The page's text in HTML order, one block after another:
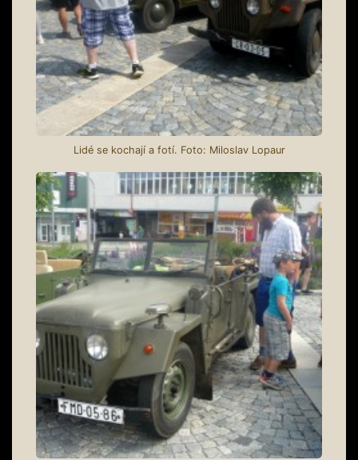
Lidé se kochají a fotí. Foto: Miloslav Lopaur